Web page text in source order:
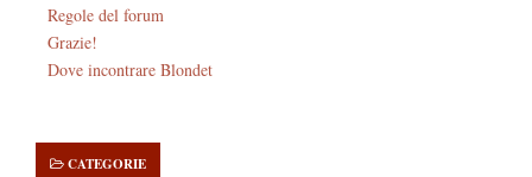
Regole del forum
Grazie!
Dove incontrare Blondet
CATEGORIE